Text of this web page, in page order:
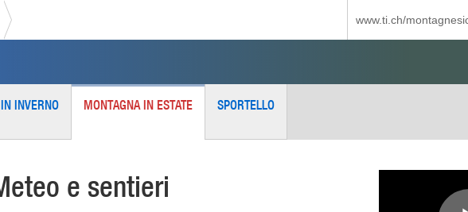
www.ti.ch/
INVERNO MONTAGNA IN ESTATE SPORTELLO
e sentieri